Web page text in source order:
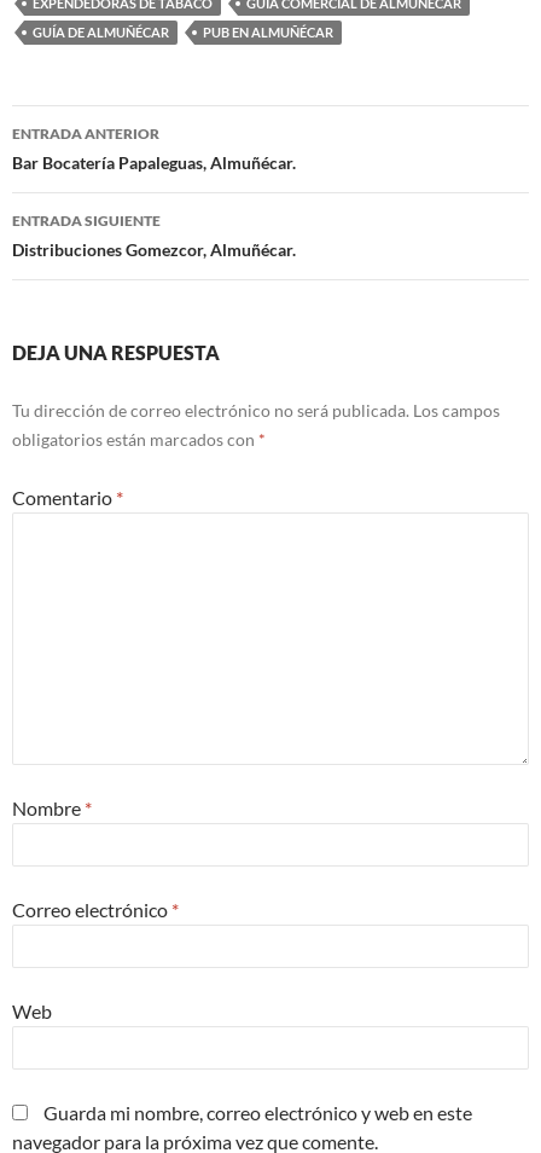
GUÍA DE ALMUÑÉCAR
PUB EN ALMUÑÉCAR
Navegación
de
entradas
ENTRADA ANTERIOR
Bar Bocatería Papaleguas, Almuñécar.
ENTRADA SIGUIENTE
Distribuciones Gomezcor, Almuñécar.
DEJA UNA RESPUESTA
Tu dirección de correo electrónico no será publicada. Los campos
obligatorios están marcados con *
Comentario *
Nombre *
Correo electrónico *
Web
Guarda mi nombre, correo electrónico y web en este
navegador para la próxima vez que comente.